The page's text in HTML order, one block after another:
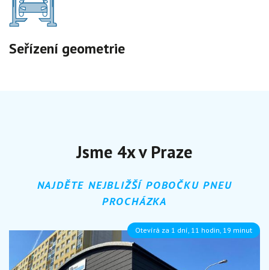
Seřízení geometrie
Jsme 4x v Praze
NAJDĚTE NEJBLIŽŠÍ POBOČKU PNEU
PROCHÁZKA
Otevírá za 1 dní, 11 hodin, 19 minut